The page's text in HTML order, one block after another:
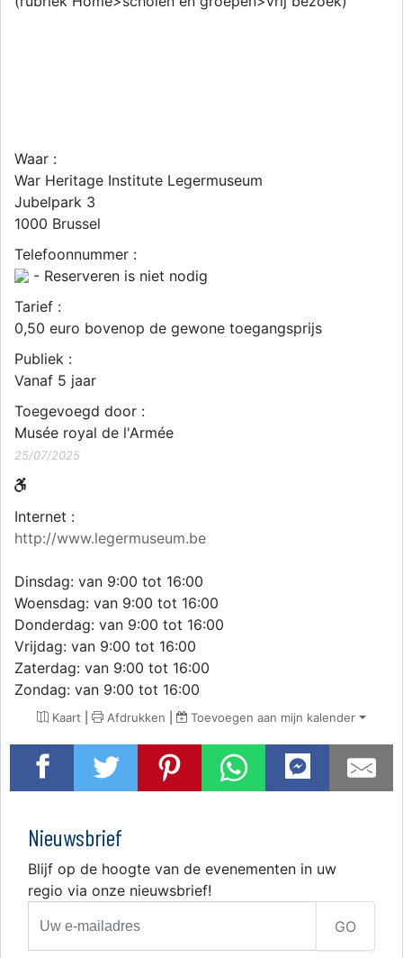
Waar :
War Heritage Institute Legermuseum
Jubelpark 3
1000 Brussel
Telefoonnummer :
- Reserveren is niet nodig
Tarief :
0,50 euro bovenop de gewone toegangsprijs
Publiek :
Vanaf 5 jaar
Toegevoegd door :
Musée royal de l'Armée
25/07/2025
Internet :
http://www.legermuseum.be
Dinsdag: van 9:00 tot 16:00
Woensdag: van 9:00 tot 16:00
Donderdag: van 9:00 tot 16:00
Vrijdag: van 9:00 tot 16:00
Zaterdag: van 9:00 tot 16:00
Zondag: van 9:00 tot 16:00
Kaart | Afdrukken | Toevoegen aan mijn kalender
Nieuwsbrief
Blijf op de hoogte van de evenementen in uw
regio via onze nieuwsbrief!
GO